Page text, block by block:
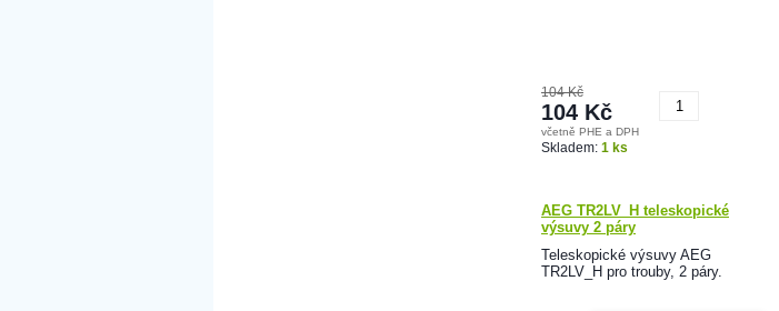
104 Kč
104 Kč
včetně PHE a DPH
Skladem: 1 ks
AEG TR2LV_H teleskopické
výsuvy 2 páry
Teleskopické výsuvy AEG
TR2LV_H pro trouby, 2 páry.